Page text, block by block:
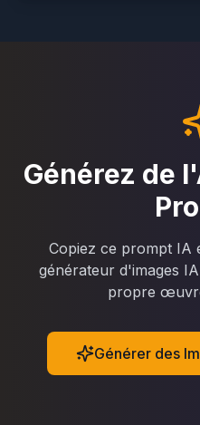
Générez de
Copiez ce prompt IA
générateur d'images
propre
Générer des